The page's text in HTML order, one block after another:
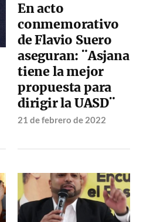
En acto
conmemorativo
de Flavio Suero
aseguran: ¨Asjana
tiene la mejor
propuesta para
dirigir la UASD¨
21 de febrero de 2022